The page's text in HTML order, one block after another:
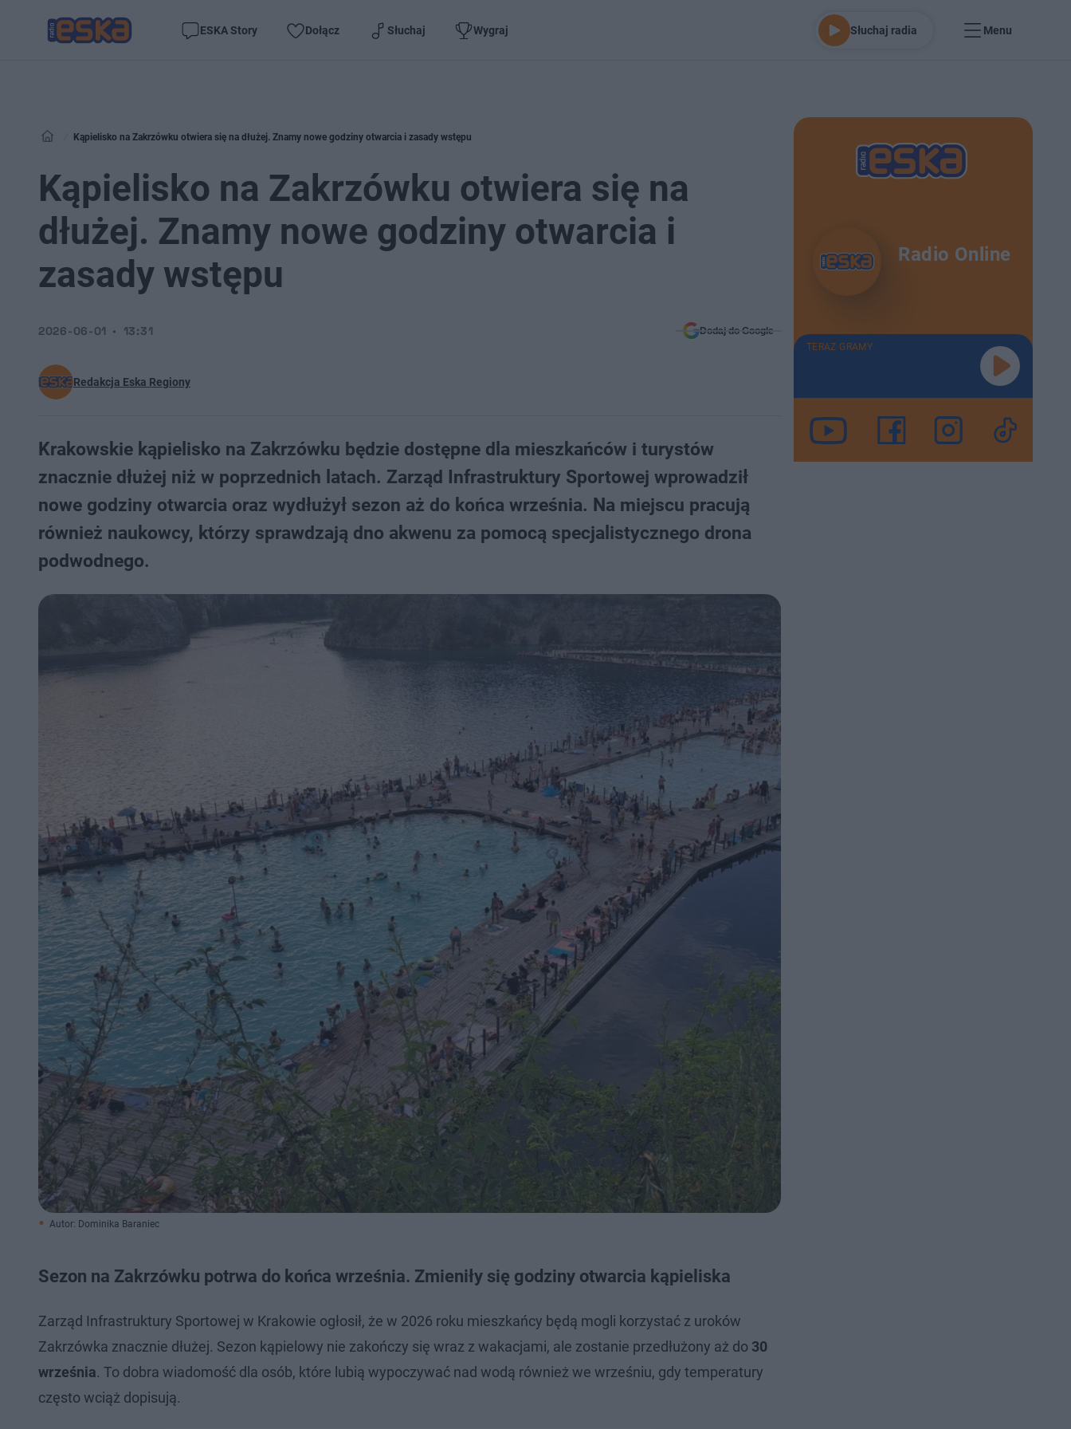
ESKA Story Dołącz Słuchaj Wygraj Słuchaj radia Menu
Kąpielisko na Zakrzówku otwiera się na dłużej. Znamy nowe godziny otwarcia i zasady wstępu
Kąpielisko na Zakrzówku otwiera się na
dłużej. Znamy nowe godziny otwarcia i
zasady wstępu
Redakcja Eska Regiony
2026-06-01 13:31 Dodaj do Google
Krakowskie kąpielisko na Zakrzówku będzie dostępne dla mieszkańców i turystów
znacznie dłużej niż w poprzednich latach. Zarząd Infrastruktury Sportowej wprowadził
nowe godziny otwarcia oraz wydłużył sezon aż do końca września. Na miejscu pracują
również naukowcy, którzy sprawdzają dno akwenu za pomocą specjalistycznego drona
podwodnego.
Autor: Dominika Baraniec
Sezon na Zakrzówku potrwa do końca września. Zmieniły się godziny otwarcia kąpieliska
Zarząd Infrastruktury Sportowej w Krakowie ogłosił, że w 2026 roku mieszkańcy będą mogli korzystać z uroków
Zakrzówka znacznie dłużej. Sezon kąpielowy nie zakończy się wraz z wakacjami, ale zostanie przedłużony aż do 30
września. To dobra wiadomość dla osób, które lubią wypoczywać nad wodą również we wrześniu, gdy temperatury
często wciąż dopisują.
Radio Online
TERAZ GRAMY